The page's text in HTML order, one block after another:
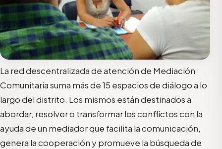
La red descentralizada de atención de Mediación
Comunitaria suma más de 15 espacios de diálogo a lo
largo del distrito. Los mismos están destinados a
abordar, resolver o transformar los conflictos con la
ayuda de un mediador que facilita la comunicación,
genera la cooperación y promueve la búsqueda de